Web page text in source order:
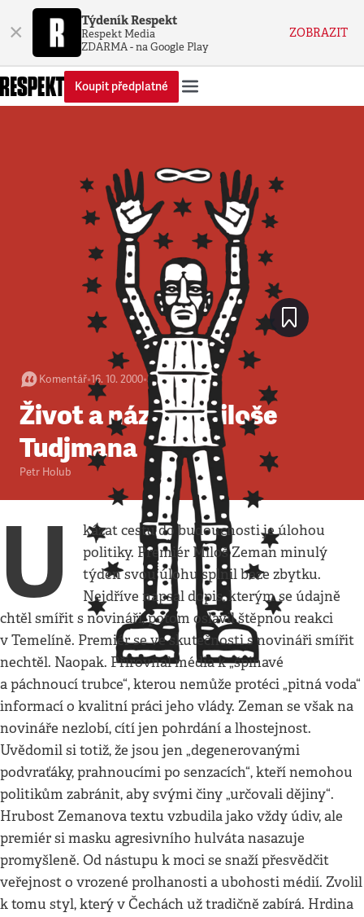
× Týdeník Respekt
Respekt Media
ZDARMA - na Google Play
ZOBRAZIT
Koupit předplatné
Komentář•16. 10. 2000•3minuty
Život a názory Miloše
Tudjmana
Petr Holub
U
kázat cestu do budoucnosti je úlohou
politiky. Premiér Miloš Zeman minulý
týden svou úlohu splnil beze zbytku.
Nejdříve napsal dopis, kterým se údajně
chtěl smířit s novináři, potom oslavil štěpnou reakci
v Temelíně. Premiér se ve skutečnosti s novináři smířit
nechtěl. Naopak. Přirovnal média k „špinavé
a páchnoucí trubce“, kterou nemůže protéci „pitná voda“
informací o kvalitní práci jeho vlády. Zeman se však na
novináře nezlobí, cítí jen pohrdání a lhostejnost.
Uvědomil si totiž, že jsou jen „degenerovanými
podvraťáky, prahnoucími po senzacích“, kteří nemohou
politikům zabránit, aby svými činy „určovali dějiny“.
Hrubost Zemanova textu vzbudila jako vždy údiv, ale
premiér si masku agresivního hulváta nasazuje
promyšleně. Od nástupu k moci se snaží přesvědčit
veřejnost o vrozené prolhanosti a ubohosti médií. Zvolil
k tomu styl, který v Čechách už tradičně zabírá. Hrdina